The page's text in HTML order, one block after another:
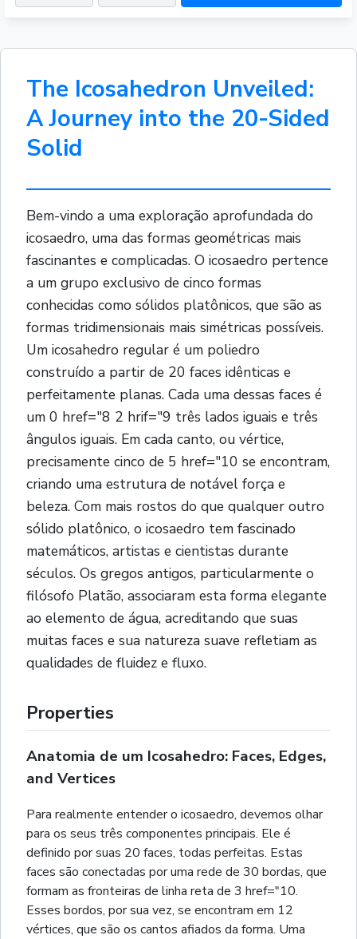
The Icosahedron Unveiled:
A Journey into the 20-Sided
Solid
Bem-vindo a uma exploração aprofundada do
icosaedro, uma das formas geométricas mais
fascinantes e complicadas. O icosaedro pertence
a um grupo exclusivo de cinco formas
conhecidas como sólidos platônicos, que são as
formas tridimensionais mais simétricas possíveis.
Um icosahedro regular é um poliedro
construído a partir de 20 faces idênticas e
perfeitamente planas. Cada uma dessas faces é
um 0 href="8 2 hrif="9 três lados iguais e três
ângulos iguais. Em cada canto, ou vértice,
precisamente cinco de 5 href="10 se encontram,
criando uma estrutura de notável força e
beleza. Com mais rostos do que qualquer outro
sólido platônico, o icosaedro tem fascinado
matemáticos, artistas e cientistas durante
séculos. Os gregos antigos, particularmente o
filósofo Platão, associaram esta forma elegante
ao elemento de água, acreditando que suas
muitas faces e sua natureza suave refletiam as
qualidades de fluidez e fluxo.
Properties
Anatomia de um Icosahedro: Faces, Edges,
and Vertices
Para realmente entender o icosaedro, devemos olhar
para os seus três componentes principais. Ele é
definido por suas 20 faces, todas perfeitas. Estas
faces são conectadas por uma rede de 30 bordas, que
formam as fronteiras de linha reta de 3 href="10.
Esses bordos, por sua vez, se encontram em 12
vértices, que são os cantos afiados da forma. Uma